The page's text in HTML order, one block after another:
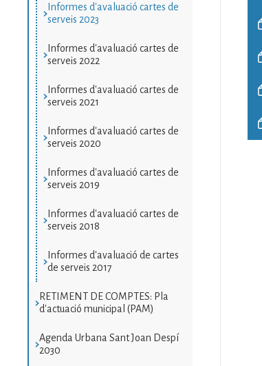
Informes d'avaluació cartes de
serveis 2023
Informes d'avaluació cartes de
serveis 2022
Informes d'avaluació cartes de
serveis 2021
Informes d'avaluació cartes de
serveis 2020
Informes d'avaluació cartes de
serveis 2019
Informes d'avaluació cartes de
serveis 2018
Informes d'avaluació de cartes
de serveis 2017
RETIMENT DE COMPTES: Pla
d'actuació municipal (PAM)
Agenda Urbana Sant Joan Despí
2030